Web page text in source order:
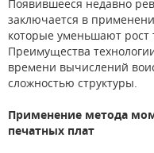
Появившееся недавно
заключается в
которые уменьшают рост
Преимущества
времени вычислений
сложностью структуры.
Применение метода
печатных плат